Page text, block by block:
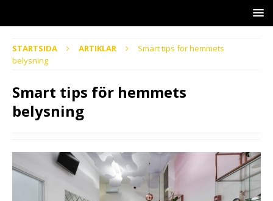
STARTSIDA ARTIKLAR
Smart tips för hemmets
belysning
Smart tips för hemmets
belysning